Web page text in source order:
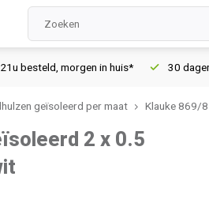
morgen in huis* 30 dagen
geïsoleerd per maat Klauke 869/
2 x 0.5